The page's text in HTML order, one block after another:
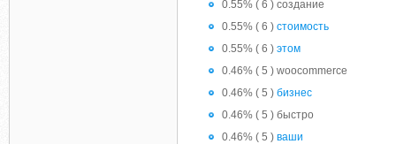
0.55% ( 6 ) создание
0.55% ( 6 ) стоимость
0.55% ( 6 ) этом
0.46% ( 5 ) woocommerce
0.46% ( 5 ) бизнес
0.46% ( 5 ) быстро
0.46% ( 5 ) ваши